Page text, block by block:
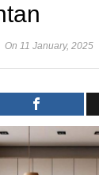
On 11 January, 2025